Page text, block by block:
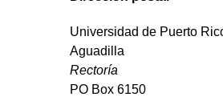
Universidad de Puerto
Aguadilla
Rectoría
PO Box 6150